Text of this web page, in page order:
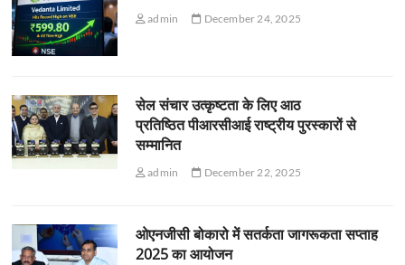
admin December 24, 2025
सेल संचार उत्कृष्टता के लिए आठ
प्रतिष्ठित पीआरसीआई राष्ट्रीय पुरस्कारों से
सम्मानित
admin December 22, 2025
ओएनजीसी बोकारो में सतर्कता जागरूकता सप्ताह
2025 का आयोजन